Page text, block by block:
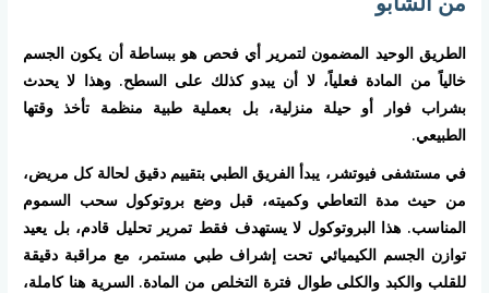
الطريق الوحيد المضمون لتمرير أي فحص هو ببساطة أن يكون الجسم
خالياً من المادة فعلياً، لا أن يبدو كذلك على السطح. وهذا لا يحدث
بشراب فوار أو حيلة منزلية، بل بعملية طبية منظمة تأخذ وقتها
الطبيعي.
في مستشفى فيوتشر، يبدأ الفريق الطبي بتقييم دقيق لحالة كل مريض،
من حيث مدة التعاطي وكميته، قبل وضع بروتوكول سحب السموم
المناسب. هذا البروتوكول لا يستهدف فقط تمرير تحليل قادم، بل يعيد
توازن الجسم الكيميائي تحت إشراف طبي مستمر، مع مراقبة دقيقة
للقلب والكبد والكلى طوال فترة التخلص من المادة. السرية هنا كاملة،